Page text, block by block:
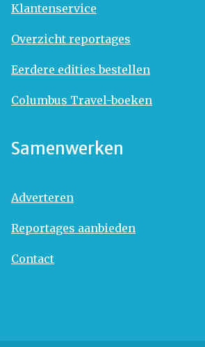
Klantenservice
Overzicht reportages
Eerdere edities bestellen
Columbus Travel-boeken
Samenwerken
Adverteren
Reportages aanbieden
Contact